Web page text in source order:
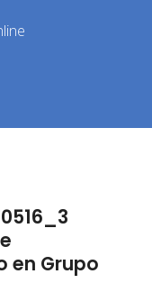
en Grupo